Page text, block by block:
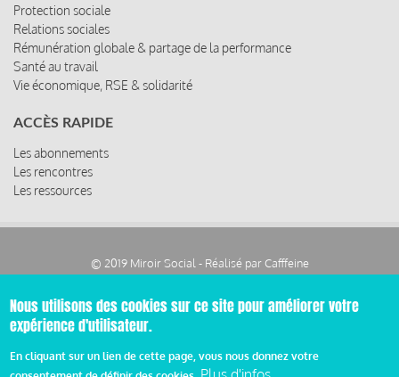
Protection sociale
Relations sociales
Rémunération globale & partage de la performance
Santé au travail
Vie économique, RSE & solidarité
ACCÈS RAPIDE
Les abonnements
Les rencontres
Les ressources
© 2019 Miroir Social - Réalisé par Cafffeine
Pied
de
Mentions légales et condition générale d’utilisation et
Nous utilisons des cookies sur ce site pour améliorer votre
expérience d'utilisateur.
En cliquant sur un lien de cette page, vous nous donnez votre